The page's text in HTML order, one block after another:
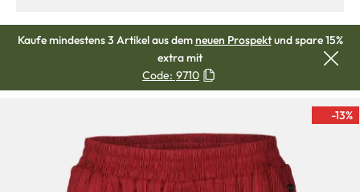
Kaufe mindestens 3 Artikel aus demneuen Prospektund spare 15%
extra mit
Code: 9710
-13%